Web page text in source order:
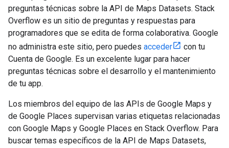
preguntas técnicas sobre la API de Maps Datasets. Stack
Overflow es un sitio de preguntas y respuestas para
programadores que se edita de forma colaborativa. Google
no administra este sitio, pero puedes acceder
con tu
Cuenta de Google. Es un excelente lugar para hacer
preguntas técnicas sobre el desarrollo y el mantenimiento
de tu app.
Los miembros del equipo de las APIs de Google Maps y
de Google Places supervisan varias etiquetas relacionadas
con Google Maps y Google Places en Stack Overflow. Para
buscar temas específicos de la API de Maps Datasets,